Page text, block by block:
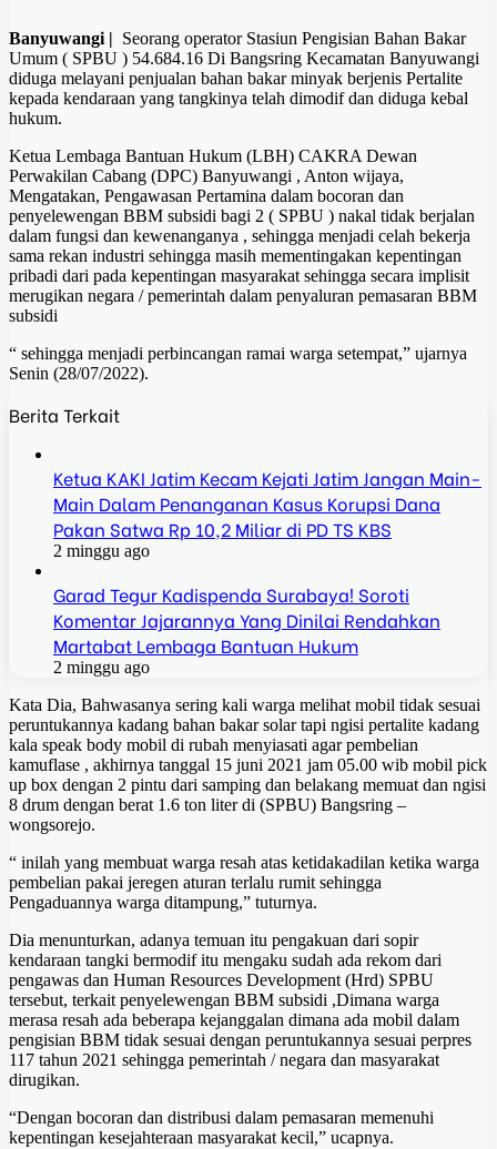
Banyuwangi | Seorang operator Stasiun Pengisian Bahan Bakar
Umum ( SPBU ) 54.684.16 Di Bangsring Kecamatan Banyuwangi
diduga melayani penjualan bahan bakar minyak berjenis Pertalite
kepada kendaraan yang tangkinya telah dimodif dan diduga kebal
hukum.
Ketua Lembaga Bantuan Hukum (LBH) CAKRA Dewan
Perwakilan Cabang (DPC) Banyuwangi , Anton wijaya,
Mengatakan, Pengawasan Pertamina dalam bocoran dan
penyelewengan BBM subsidi bagi 2 ( SPBU ) nakal tidak berjalan
dalam fungsi dan kewenanganya , sehingga menjadi celah bekerja
sama rekan industri sehingga masih mementingakan kepentingan
pribadi dari pada kepentingan masyarakat sehingga secara implisit
merugikan negara / pemerintah dalam penyaluran pemasaran BBM
subsidi
“ sehingga menjadi perbincangan ramai warga setempat,” ujarnya
Senin (28/07/2022).
Berita Terkait
Ketua KAKI Jatim Kecam Kejati Jatim Jangan Main-
Main Dalam Penanganan Kasus Korupsi Dana
Pakan Satwa Rp 10,2 Miliar di PD TS KBS
2 minggu ago
Garad Tegur Kadispenda Surabaya! Soroti
Komentar Jajarannya Yang Dinilai Rendahkan
Martabat Lembaga Bantuan Hukum
2 minggu ago
Kata Dia, Bahwasanya sering kali warga melihat mobil tidak sesuai
peruntukannya kadang bahan bakar solar tapi ngisi pertalite kadang
kala speak body mobil di rubah menyiasati agar pembelian
kamuflase , akhirnya tanggal 15 juni 2021 jam 05.00 wib mobil pick
up box dengan 2 pintu dari samping dan belakang memuat dan ngisi
8 drum dengan berat 1.6 ton liter di (SPBU) Bangsring –
wongsorejo.
“ inilah yang membuat warga resah atas ketidakadilan ketika warga
pembelian pakai jeregen aturan terlalu rumit sehingga
Pengaduannya warga ditampung,” tuturnya.
Dia menunturkan, adanya temuan itu pengakuan dari sopir
kendaraan tangki bermodif itu mengaku sudah ada rekom dari
pengawas dan Human Resources Development (Hrd) SPBU
tersebut, terkait penyelewengan BBM subsidi ,Dimana warga
merasa resah ada beberapa kejanggalan dimana ada mobil dalam
pengisian BBM tidak sesuai dengan peruntukannya sesuai perpres
117 tahun 2021 sehingga pemerintah / negara dan masyarakat
dirugikan.
“Dengan bocoran dan distribusi dalam pemasaran memenuhi
kepentingan kesejahteraan masyarakat kecil,” ucapnya.